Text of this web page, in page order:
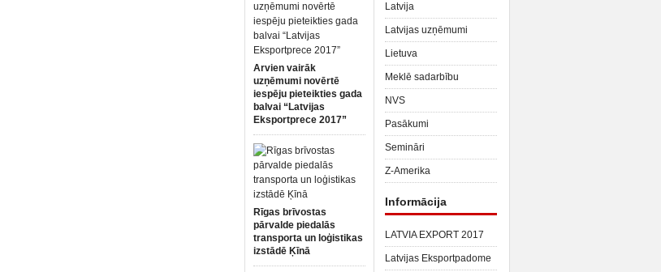
Arvien vairāk
uzņēmumi novērtē
iespēju pieteikties gada
balvai “Latvijas
Eksportprece 2017”
Rīgas brīvostas
pārvalde piedalās
transporta un loģistikas
izstādē Ķīnā
Latvija
Latvijas uzņēmumi
Lietuva
Meklē sadarbību
NVS
Pasākumi
Semināri
Z-Amerika
Informācija
LATVIA EXPORT 2017
Latvijas Eksportpadome